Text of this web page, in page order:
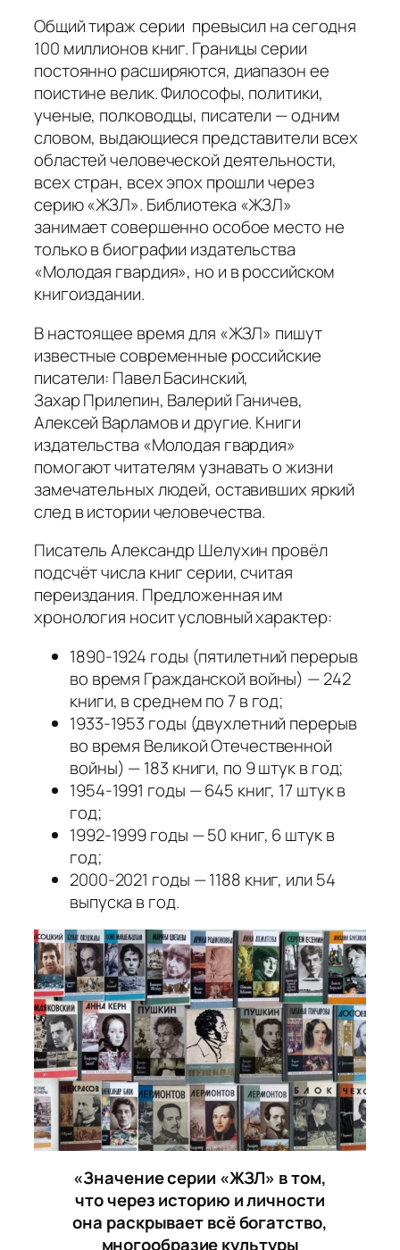
Общий тираж серии превысил на сегодня
100 миллионов книг. Границы серии
постоянно расширяются, диапазон ее
поистине велик. Философы, политики,
ученые, полководцы, писатели — одним
словом, выдающиеся представители всех
областей человеческой деятельности,
всех стран, всех эпох прошли через
серию «ЖЗЛ». Библиотека «ЖЗЛ»
занимает совершенно особое место не
только в биографии издательства
«Молодая гвардия», но и в российском
книгоиздании.
В настоящее время для «ЖЗЛ» пишут
известные современные российские
писатели: Павел Басинский,
Захар Прилепин, Валерий Ганичев,
Алексей Варламов и другие. Книги
издательства «Молодая гвардия»
помогают читателям узнавать о жизни
замечательных людей, оставивших яркий
след в истории человечества.
Писатель Александр Шелухин провёл
подсчёт числа книг серии, считая
переиздания. Предложенная им
хронология носит условный характер:
1890-1924 годы (пятилетний перерыв
во время Гражданской войны) — 242
книги, в среднем по 7 в год;
1933-1953 годы (двухлетний перерыв
во время Великой Отечественной
войны) — 183 книги, по 9 штук в год;
1954-1991 годы — 645 книг, 17 штук в
год;
1992-1999 годы — 50 книг, 6 штук в
год;
2000-2021 годы — 1188 книг, или 54
выпуска в год.
«Значение серии «ЖЗЛ» в том,
что через историю и личности
она раскрывает всё богатство,
многообразие культуры